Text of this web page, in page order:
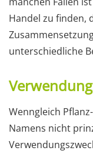
Handel zu finden,
unterschiedliche
Wenngleich
Namens nicht